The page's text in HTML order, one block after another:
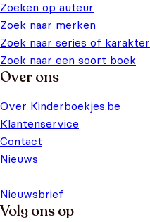
Zoeken op auteur
Zoek naar merken
Zoek naar series of
Zoek naar een soort boek
Over ons
Over Kinderboekjes.be
Klantenservice
Contact
Nieuws
Nieuwsbrief
Volg ons op